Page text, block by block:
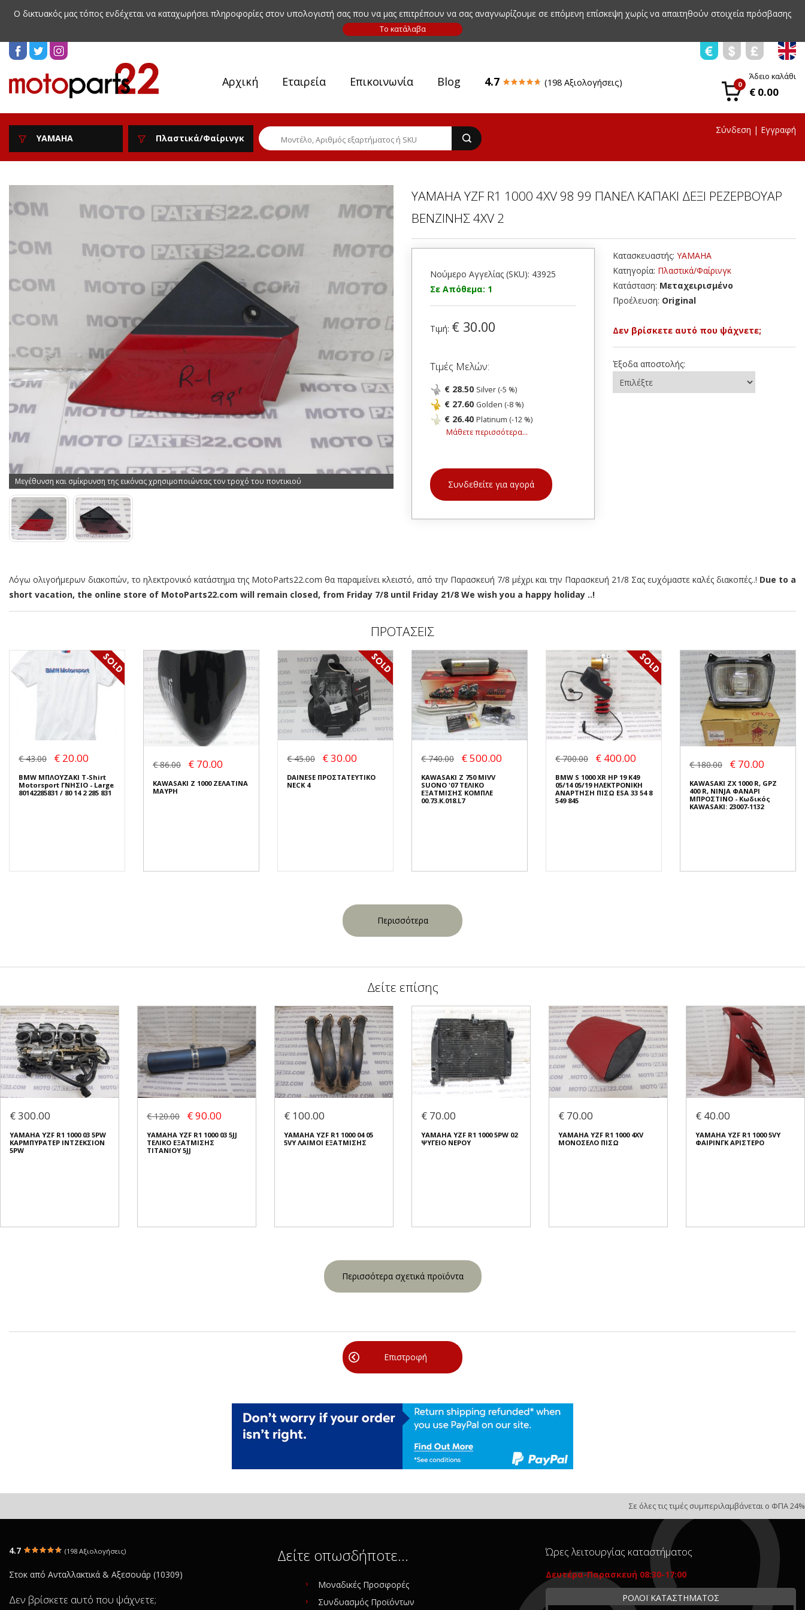
Ο δικτυακός μας τόπος ενδέχεται να καταχωρήσει πληροφορίες στον υπολογιστή σας που να μας επιτρέπουν να σας αναγνωρίζουμε σε επόμενη επίσκεψη χωρίς να απαιτηθούν στοιχεία πρόσβασης
Αρχική Εταιρεία Επικοινωνία Blog 4.7 (198 Αξιολογήσεις) 0
Άδειο καλάθι
€ 0.00
YAMAHA Πλαστικά/Φαίρινγκ
Σύνδεση | Εγγραφή
Μεγέθυνση και σμίκρυνση της εικόνας χρησιμοποιώντας τον τροχό του ποντικιού
YAMAHA YZF R1 1000 4XV 98 99 ΠΑΝΕΛ ΚΑΠΑΚΙ ΔΕΞΙ ΡΕΖΕΡΒΟΥΑΡ
ΒΕΝΖΙΝΗΣ 4XV 2
Νούμερο Αγγελίας (SKU): 43925
Σε Απόθεμα: 1
Τιμή: € 30.00
Τιμές Μελών:
€ 28.50 Silver (-5 %)
€ 27.60 Golden (-8 %)
€ 26.40 Platinum (-12 %)
Μάθετε περισσότερα...
Συνδεθείτε για αγορά
Κατασκευαστής: YAMAHA
Κατηγορία: Πλαστικά/Φαίρινγκ
Κατάσταση: Μεταχειρισμένο
Προέλευση: Original
Δεν βρίσκετε αυτό που ψάχνετε;
Έξοδα αποστολής:
Λόγω ολιγοήμερων διακοπών, το ηλεκτρονικό κατάστημα της MotoParts22.com θα παραμείνει κλειστό, από την Παρασκευή 7/8 μέχρι και την Παρασκευή 21/8 Σας ευχόμαστε καλές διακοπές..! Due to a
short vacation, the online store of MotoParts22.com will remain closed, from Friday 7/8 until Friday 21/8 We wish you a happy holiday ..!
ΠΡΟΤΑΣΕΙΣ
€ 43.00 € 20.00
BMW ΜΠΛΟΥΖΑΚΙ T-Shirt
Motorsport ΓΝΗΣΙΟ - Large
80142285831 / 80 14 2 285 831
€ 86.00 € 70.00
KAWASAKI Z 1000 ΖΕΛΑΤΙΝΑ
ΜΑΥΡΗ
€ 45.00 € 30.00
DAINESE ΠΡΟΣΤΑΤΕΥΤΙΚΟ
NECK 4
€ 740.00 € 500.00
KAWASAKI Z 750 MIVV
SUONO '07 ΤΕΛΙΚΟ
ΕΞΑΤΜΙΣΗΣ ΚΟΜΠΛΕ
00.73.K.018.L7
€ 700.00 € 400.00
BMW S 1000 XR HP 19 K49
05/14 05/19 ΗΛΕΚΤΡΟΝΙΚΗ
ΑΝΑΡΤΗΣΗ ΠΙΣΩ ESA 33 54 8
549 845
€ 180.00 € 70.00
KAWASAKI ZX 1000 R, GPZ
400 R, NINJA ΦΑΝΑΡΙ
ΜΠΡΟΣΤΙΝΟ - Κωδικός
KAWASAKI: 23007-1132
Περισσότερα
Δείτε επίσης
€ 300.00
YAMAHA YZF R1 1000 03 5PW
ΚΑΡΜΠΥΡΑΤΕΡ ΙΝΤΖΕΚΣΙΟΝ
5PW
€ 120.00 € 90.00
YAMAHA YZF R1 1000 03 5JJ
ΤΕΛΙΚΟ ΕΞΑΤΜΙΣΗΣ
ΤΙΤΑΝΙΟΥ 5JJ
€ 100.00
YAMAHA YZF R1 1000 04 05
5VY ΛΑΙΜΟΙ ΕΞΑΤΜΙΣΗΣ
€ 70.00
YAMAHA YZF R1 1000 5PW 02
ΨΥΓΕΙΟ ΝΕΡΟΥ
€ 70.00
YAMAHA YZF R1 1000 4XV
ΜΟΝΟΣΕΛΟ ΠΙΣΩ
€ 40.00
YAMAHA YZF R1 1000 5VY
ΦΑΙΡΙΝΓΚ ΑΡΙΣΤΕΡΟ
Περισσότερα σχετικά προϊόντα
Επιστροφή
Σε όλες τις τιμές συμπεριλαμβάνεται ο ΦΠΑ 24%
4.7 (198 Αξιολογήσεις)
Στοκ από Ανταλλακτικά & Αξεσουάρ (10309)
Δεν βρίσκετε αυτό που ψάχνετε;
Δείτε οπωσδήποτε…
Μοναδικές Προσφορές
Συνδυασμός Προϊόντων
Ώρες λειτουργίας καταστήματος
Δευτέρα-Παρασκευή 08:30-17:00
ΡΟΛΟΪ ΚΑΤΑΣΤΗΜΑΤΟΣ